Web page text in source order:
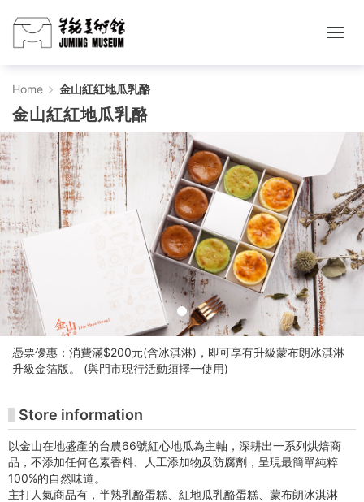
金
山
紅
紅
地
瓜
乳
酪
-
Juming
Museum
Ticketing
Website
Home 金山紅紅地瓜乳酪
金山紅紅地瓜乳酪
憑票優惠：消費滿$200元(含冰淇淋)，即可享有升級蒙布朗冰淇淋
升級金箔版。 (與門市現行活動須擇一使用)
Store information
以金山在地盛產的台農66號紅心地瓜為主軸，深耕出一系列烘焙商
品，不添加任何色素香料、人工添加物及防腐劑，呈現最簡單純粹
100%的自然味道。
主打人氣商品有，半熟乳酪蛋糕、紅地瓜乳酪蛋糕、蒙布朗冰淇淋